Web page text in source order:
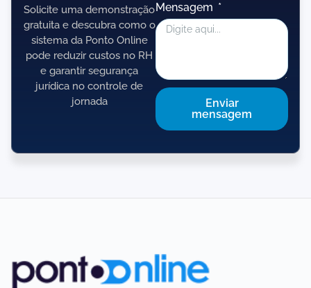
Solicite uma demonstração
gratuita e descubra como o
sistema da Ponto Online
pode reduzir custos no RH
e garantir segurança
jurídica no controle de
jornada
Mensagem
Enviar
mensagem